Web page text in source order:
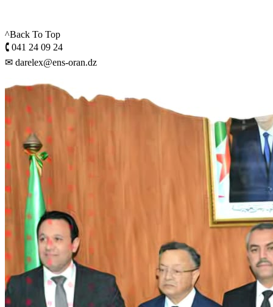
^Back To Top
🕻 041 24 09 24
✉ darelex@ens-oran.dz